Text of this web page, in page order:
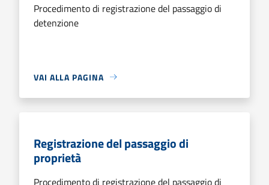
Procedimento di registrazione del passaggio di
detenzione
VAI ALLA PAGINA
Registrazione del passaggio di
proprietà
Procedimento di registrazione del passaggio di